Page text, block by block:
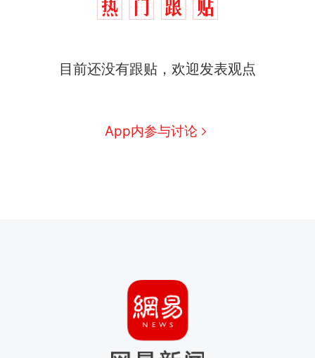
目前还没有跟贴，欢迎发表观点
App内参与讨论